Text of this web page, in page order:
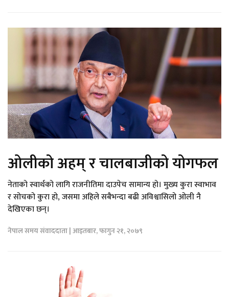
ओलीको अहम् र चालबाजीको योगफल
नेताको स्वार्थको लागि राजनीतिमा दाउपेच सामान्य हो। मुख्य कुरा स्वाभाव
र सोचको कुरा हो, जसमा अहिले सबैभन्दा बढी अविश्वासिलो ओली नै
देखिएका छन्।
नेपाल समय संवाददाता | आइतबार, फागुन २१, २०७९